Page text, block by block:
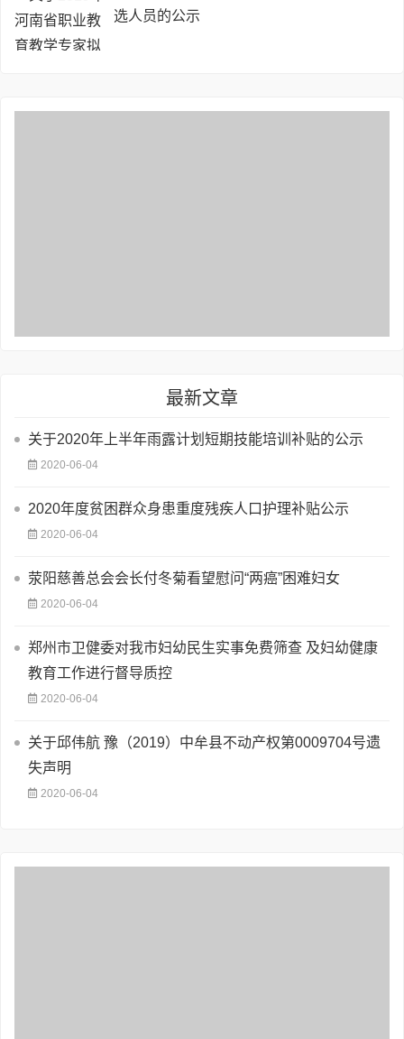
选人员的公示
最新文章
关于2020年上半年雨露计划短期技能培训补贴的公示
2020-06-04
2020年度贫困群众身患重度残疾人口护理补贴公示
2020-06-04
荥阳慈善总会会长付冬菊看望慰问“两癌”困难妇女
2020-06-04
郑州市卫健委对我市妇幼民生实事免费筛查 及妇幼健康
教育工作进行督导质控
2020-06-04
关于邱伟航 豫（2019）中牟县不动产权第0009704号遗
失声明
2020-06-04